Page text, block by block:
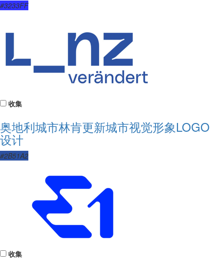
#3233FF
收集
奥地利城市林肯更新城市视觉形象LOGO
设计
#2B51A2
收集